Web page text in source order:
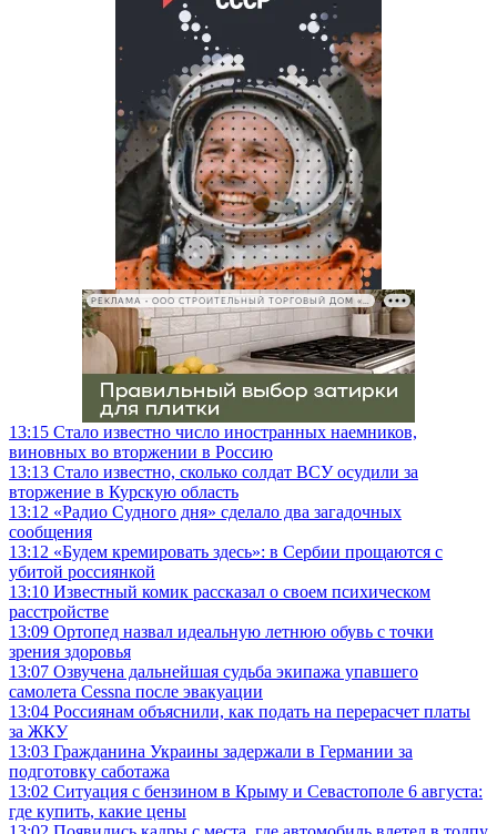
РЕКЛАМА • ООО СТРОИТЕЛЬНЫЙ ТОРГОВЫЙ ДОМ «ПЕТРОВИЧ», ИНН 7802348846
13:15 Стало известно число иностранных наемников,
виновных во вторжении в Россию
13:13 Стало известно, сколько солдат ВСУ осудили за
вторжение в Курскую область
13:12 «Радио Судного дня» сделало два загадочных
сообщения
13:12 «Будем кремировать здесь»: в Сербии прощаются с
убитой россиянкой
13:10 Известный комик рассказал о своем психическом
расстройстве
13:09 Ортопед назвал идеальную летнюю обувь с точки
зрения здоровья
13:07 Озвучена дальнейшая судьба экипажа упавшего
самолета Cessna после эвакуации
13:04 Россиянам объяснили, как подать на перерасчет платы
за ЖКУ
13:03 Гражданина Украины задержали в Германии за
подготовку саботажа
13:02 Ситуация с бензином в Крыму и Севастополе 6 августа:
где купить, какие цены